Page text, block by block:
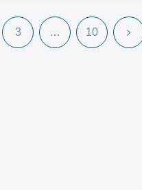
3 … 10 次